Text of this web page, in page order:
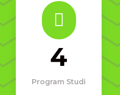

4
Program Studi